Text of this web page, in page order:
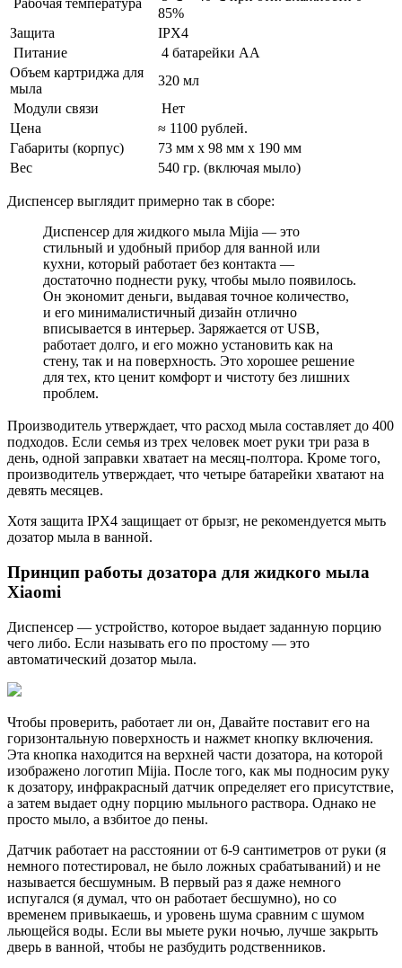
85%
Защита
IPX4
Питание
4 батарейки AA
Объем картриджа для
мыла
320 мл
Модули связи
Нет
Цена
≈ 1100 рублей.
Габариты (корпус)
73 мм x 98 мм x 190 мм
Вес
540 гр. (включая мыло)
Диспенсер выглядит примерно так в сборе:
Диспенсер для жидкого мыла Mijia — это
стильный и удобный прибор для ванной или
кухни, который работает без контакта —
достаточно поднести руку, чтобы мыло появилось.
Он экономит деньги, выдавая точное количество,
и его минималистичный дизайн отлично
вписывается в интерьер. Заряжается от USB,
работает долго, и его можно установить как на
стену, так и на поверхность. Это хорошее решение
для тех, кто ценит комфорт и чистоту без лишних
проблем.
Производитель утверждает, что расход мыла составляет до 400
подходов. Если семья из трех человек моет руки три раза в
день, одной заправки хватает на месяц-полтора. Кроме того,
производитель утверждает, что четыре батарейки хватают на
девять месяцев.
Хотя защита IPX4 защищает от брызг, не рекомендуется мыть
дозатор мыла в ванной.
Принцип работы дозатора для жидкого мыла
Xiaomi
Диспенсер — устройство, которое выдает заданную порцию
чего либо. Если называть его по простому — это
автоматический дозатор мыла.
Чтобы проверить, работает ли он, Давайте поставит его на
горизонтальную поверхность и нажмет кнопку включения.
Эта кнопка находится на верхней части дозатора, на которой
изображено логотип Mijia. После того, как мы подносим руку
к дозатору, инфракрасный датчик определяет его присутствие,
а затем выдает одну порцию мыльного раствора. Однако не
просто мыло, а взбитое до пены.
Датчик работает на расстоянии от 6-9 сантиметров от руки (я
немного потестировал, не было ложных срабатываний) и не
называется бесшумным. В первый раз я даже немного
испугался (я думал, что он работает бесшумно), но со
временем привыкаешь, и уровень шума сравним с шумом
льющейся воды. Если вы мыете руки ночью, лучше закрыть
дверь в ванной, чтобы не разбудить родственников.